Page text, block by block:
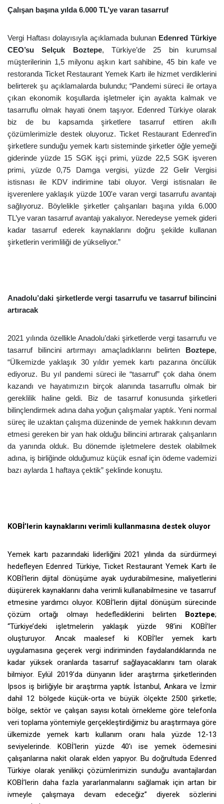
Çalışan başına yılda 6.000 TL’ye varan tasarruf
Vergi Haftası dolayısıyla açıklamada bulunan Edenred Türkiye
CEO’su Selçuk Boztepe,
Türkiye’de 25 bin kurumsal
müşterilerinin 1,5 milyonu aşkın kart sahibine, 45 bin kafe ve
restoranda Ticket Restaurant Yemek Kartı ile hizmet verdiklerini
belirterek şu açıklamalarda bulundu; “Pandemi süreci ile ortaya
çıkan ekonomik koşullarda işletmeler için ayakta kalmak ve
tasarruflu olmak hayati önem taşıyor. Edenred Türkiye olarak
biz de bu kapsamda şirketlere tasarruf ettiren akıllı
çözümlerimizle destek oluyoruz. Ticket Restaurant Edenred'in
şirketlere sunduğu yemek kartı sisteminde şirketler öğle yemeği
giderinde yüzde 15 SGK işçi primi, yüzde 22,5 SGK işveren
primi, yüzde 0,75 Damga vergisi, yüzde 22 Gelir Vergisi
istisnası ile KDV
indirimine tabi oluyor. Vergi istisnaları ile
işverenlere yaklaşık yüzde 100'e varan vergi tasarrufu avantajı
sağlıyoruz. Böylelikle şirketler çalışanları başına yılda 6.000
TL’ye varan tasarruf avantajı yakalıyor. Neredeyse yemek gideri
kadar tasarruf ederek kaynaklarını doğru şekilde kullanan
şirketlerin verimliliği de yükseliyor.”
Anadolu’daki şirketlerde vergi tasarrufu ve tasarruf bilincini
artıracak
2021 yılında özellikle Anadolu’daki şirketlerde vergi tasarrufu ve
tasarruf bilincini artırmayı amaçladıklarını belirten Boztepe,
“Ülkemizde yaklaşık 30 yıldır yemek kartı pazarına öncülük
ediyoruz. Bu yıl pandemi süreci ile “tasarruf” çok daha önem
kazandı ve hayatımızın birçok alanında tasarruflu olmak bir
gereklilik haline geldi. Biz de tasarruf konusunda şirketleri
bilinçlendirmek adına daha yoğun çalışmalar yaptık. Yeni normal
süreç ile uzaktan çalışma düzeninde de yemek hakkının devam
etmesi gereken bir yan hak olduğu bilincini artırarak çalışanların
da yanında olduk. Bu dönemde işletmelere destek olabilmek
adına, iş birliğinde olduğumuz küçük esnaf için ödeme vademizi
bazı aylarda 1 haftaya çektik” şeklinde konuştu.
KOBİ’lerin kaynaklarını verimli kullanmasına destek oluyor
Yemek kartı pazarındaki liderliğini 2021 yılında da sürdürmeyi
hedefleyen Edenred Türkiye, Ticket Restaurant Yemek Kartı ile
KOBİ’lerin dijital dönüşüme ayak uydurabilmesine, maliyetlerini
düşürerek kaynaklarını daha verimli kullanabilmesine ve tasarruf
etmesine yardımcı oluyor. KOBİ’lerin dijital dönüşüm sürecinde
çözüm ortağı olmayı hedeflediklerini belirten Boztepe;
“Türkiye’deki işletmelerin yaklaşık yüzde 98’ini KOBİ’ler
oluşturuyor. Ancak maalesef ki KOBİ’ler yemek kartı
uygulamasına geçerek vergi indiriminden faydalandıklarında ne
kadar yüksek oranlarda tasarruf sağlayacaklarını tam olarak
bilmiyor. Eylül 2019’da dünyanın lider araştırma şirketlerinden
Ipsos iş birliğiyle bir araştırma yaptık. İstanbul, Ankara ve İzmir
dahil 12 bölgede küçük-orta ve büyük ölçekte 2500 şirketle;
bölge, sektör ve çalışan sayısı kotalı örnekleme göre telefonla
veri toplama yöntemiyle gerçekleştirdiğimiz bu araştırmaya göre
ülkemizde yemek kartı kullanım oranı hala yüzde 12-13
seviyelerinde. KOBİ'lerin yüzde 40'ı ise yemek ödemesini
çalışanlarına nakit olarak elden yapıyor. Bu doğrultuda Edenred
Türkiye olarak yenilikçi çözümlerimizin sunduğu avantajlardan
KOBİ’lerin daha fazla yararlanmalarını sağlamak için artan bir
ivmeyle çalışmaya devam edeceğiz” diyerek sözlerini